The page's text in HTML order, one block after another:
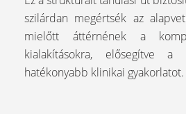
szilárdan megértsék az
mielőtt áttérnének a
kialakításokra, elősegítve a
hatékonyabb klinikai gyakorlatot.